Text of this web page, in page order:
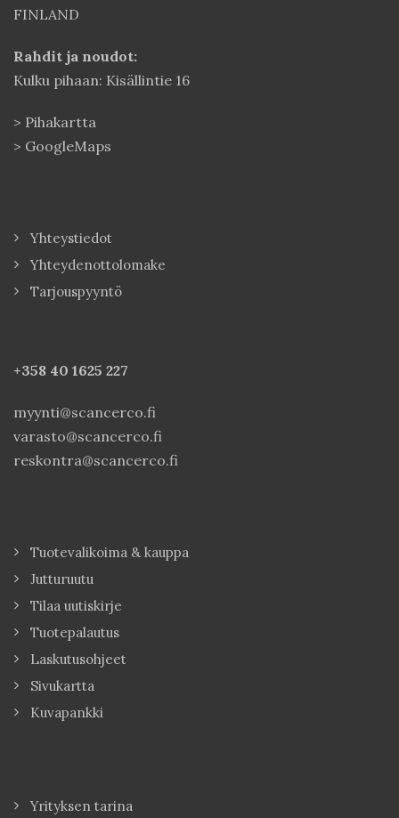
FINLAND
Rahdit ja noudot:
Kulku pihaan: Kisällintie 16
> Pihakartta
> GoogleMaps
Yhteystiedot
Yhteydenottolomake
Tarjouspyyntö
+358 40 1625 227
myynti@scancerco.fi
varasto@scancerco.fi
reskontra@scancerco.fi
Tuotevalikoima & kauppa
Jutturuutu
Tilaa uutiskirje
Tuotepalautus
Laskutusohjeet
Sivukartta
Kuvapankki
Yrityksen tarina